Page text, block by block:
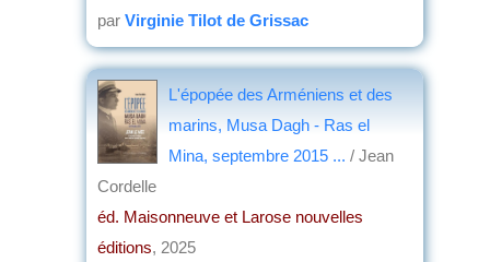
par Virginie Tilot de Grissac
L'épopée des Arméniens et des
marins, Musa Dagh - Ras el
Mina, septembre 2015 ... / Jean
Cordelle
éd. Maisonneuve et Larose nouvelles
éditions, 2025